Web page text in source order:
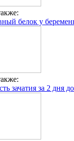
белок у
зачатия за 2 дня